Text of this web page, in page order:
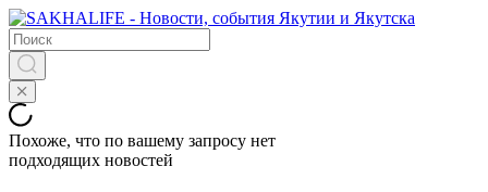
Похоже, что по вашему запросу нет
подходящих новостей